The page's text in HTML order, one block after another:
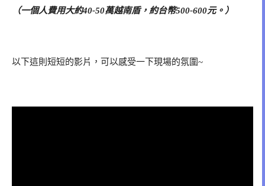
（一個人費用大約40-50萬越南盾，約台幣500-600元。）
以下這則短短的影片，可以感受一下現場的氛圍~